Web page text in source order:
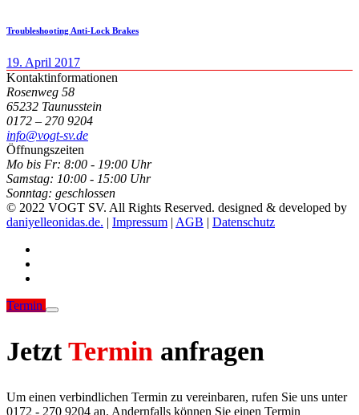
Troubleshooting Anti-Lock Brakes
19. April 2017
Kontaktinformationen
Rosenweg 58
65232 Taunusstein
0172 – 270 9204
info@vogt-sv.de
Öffnungszeiten
Mo bis Fr: 8:00 - 19:00 Uhr
Samstag: 10:00 - 15:00 Uhr
Sonntag: geschlossen
© 2022 VOGT SV. All Rights Reserved. designed & developed by
daniyelleonidas.de. | Impressum | AGB | Datenschutz
Termin
JetztTermin anfragen
Um einen verbindlichen Termin zu vereinbaren, rufen Sie uns unter
0172 - 270 9204 an. Andernfalls können Sie einen Termin